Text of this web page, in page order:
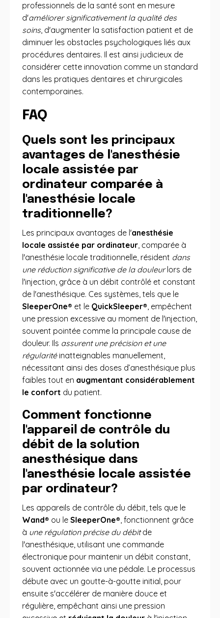
professionnels de la santé sont en mesure
d'améliorer significativement la qualité des
soins, d'augmenter la satisfaction patient et de
diminuer les obstacles psychologiques liés aux
procédures dentaires. Il est ainsi judicieux de
considérer cette innovation comme un standard
dans les pratiques dentaires et chirurgicales
contemporaines.
FAQ
Quels sont les principaux
avantages de l'anesthésie
locale assistée par
ordinateur comparée à
l'anesthésie locale
traditionnelle?
Les principaux avantages de l'anesthésie
locale assistée par ordinateur, comparée à
l'anesthésie locale traditionnelle, résident dans
une réduction significative de la douleurlors de
l'injection, grâce à un débit contrôlé et constant
de l'anesthésique. Ces systèmes, tels que le
SleeperOne® et le QuickSleeper®, empêchent
une pression excessive au moment de l'injection,
souvent pointée comme la principale cause de
douleur. Ils assurent une précision et une
régularitéinatteignables manuellement,
nécessitant ainsi des doses d’anesthésique plus
faibles tout en augmentant considérablement
le confort du patient.
Comment fonctionne
l'appareil de contrôle du
débit de la solution
anesthésique dans
l'anesthésie locale assistée
par ordinateur?
Les appareils de contrôle du débit, tels que le
Wand® ou le SleeperOne®, fonctionnent grâce
à une régulation précise du débitde
l'anesthésique, utilisant une commande
électronique pour maintenir un débit constant,
souvent actionnée via une pédale. Le processus
débute avec un goutte-à-goutte initial, pour
ensuite s'accélérer de manière douce et
régulière, empêchant ainsi une pression